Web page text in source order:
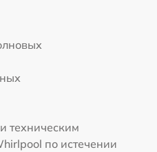
техническим
по истечении